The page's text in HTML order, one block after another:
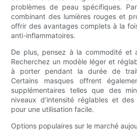
problèmes de peau spécifiques.
combinant des lumières rouges et
offrir des avantages complets à la
anti-inflammatoires.
De plus, pensez à la commodité et
Recherchez un modèle léger et
à porter pendant la durée de
Certains masques offrent
supplémentaires telles que des
niveaux d'intensité réglables et
pour une utilisation facile.
Options populaires sur le marché